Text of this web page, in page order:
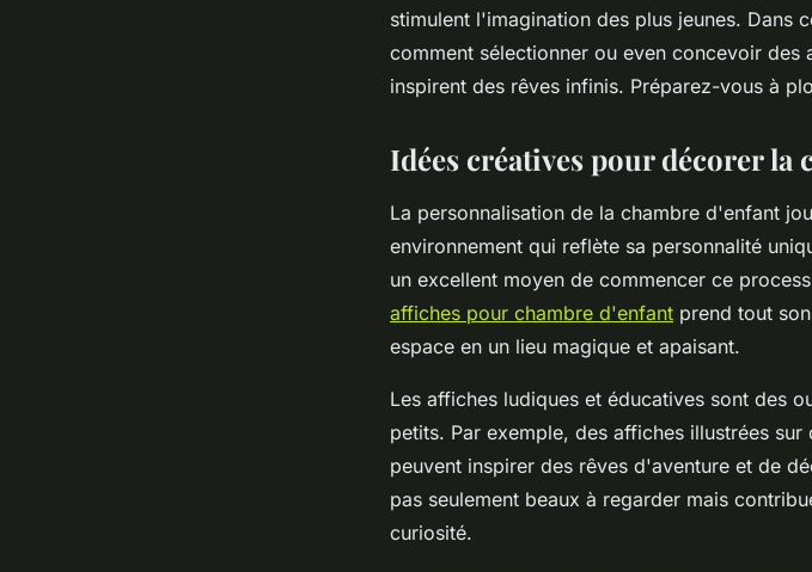
stimulent l'imagination des plus jeunes. Dans
comment sélectionner ou even concevoir des
inspirent des rêves infinis. Préparez-vous à
Idées créatives pour décorer la
La personnalisation de la chambre d'enfant
environnement qui reflète sa personnalité
un excellent moyen de commencer ce
affiches pour chambre d'enfant prend tout
espace en un lieu magique et apaisant.
Les affiches ludiques et éducatives sont des
petits. Par exemple, des affiches illustrées
peuvent inspirer des rêves d'aventure et de
pas seulement beaux à regarder mais
curiosité.